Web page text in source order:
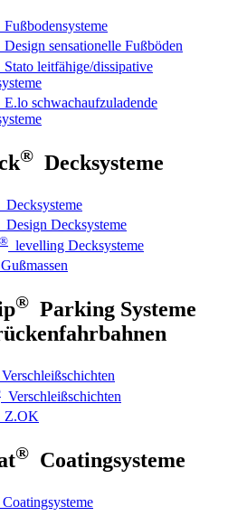
Fußbodensysteme
Design sensationelle Fußböden
Stato leitfähige/dissipative
E.lo schwachaufzuladende
® Decksysteme
Decksysteme
Design Decksysteme
® levelling Decksysteme
Gußmassen
® Parking Systeme
Verschleißschichten
Verschleißschichten
Z.OK
® Coatingsysteme
Coatingsysteme